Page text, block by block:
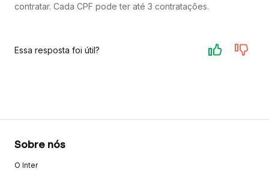
contratar. Cada CPF pode ter até 3 contratações.
Essa resposta foi útil?
Sobre nós
O Inter